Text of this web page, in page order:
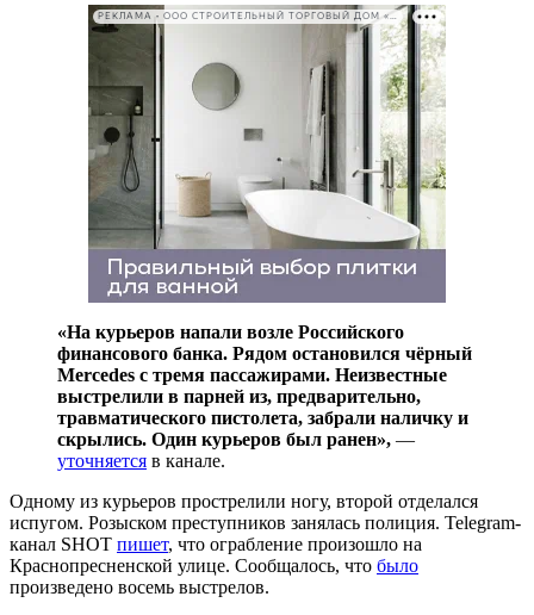
РЕКЛАМА • ООО СТРОИТЕЛЬНЫЙ ТОРГОВЫЙ ДОМ «ПЕТРОВИЧ». ИНН: 7802348846
«На курьеров напали возле Российского
финансового банка. Рядом остановился чёрный
Mercedes с тремя пассажирами. Неизвестные
выстрелили в парней из, предварительно,
травматического пистолета, забрали наличку и
скрылись. Один курьеров был ранен», —
уточняется в канале.
Одному из курьеров прострелили ногу, второй отделался
испугом. Розыском преступников занялась полиция. Telegram-
канал SHOT пишет, что ограбление произошло на
Краснопресненской улице. Сообщалось, что было
произведено восемь выстрелов.